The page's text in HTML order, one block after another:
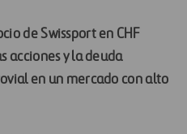
de Swissport en CHF
acciones y la deuda
en un mercado con alto